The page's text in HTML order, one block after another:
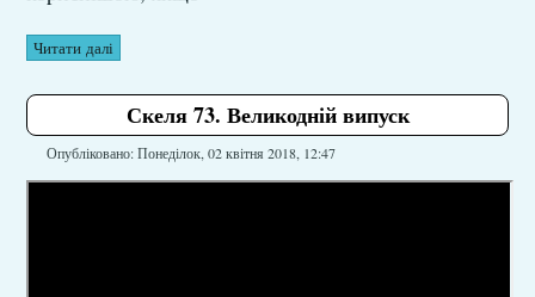
Читати далі
Скеля 73. Великодній випуск
Опубліковано: Понеділок, 02 квітня 2018, 12:47